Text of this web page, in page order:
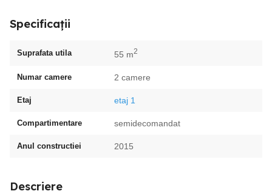
Specificații
Suprafata utila 55 m2
Numar camere 2 camere
Etaj etaj 1
Compartimentare semidecomandat
Anul constructiei 2015
Descriere